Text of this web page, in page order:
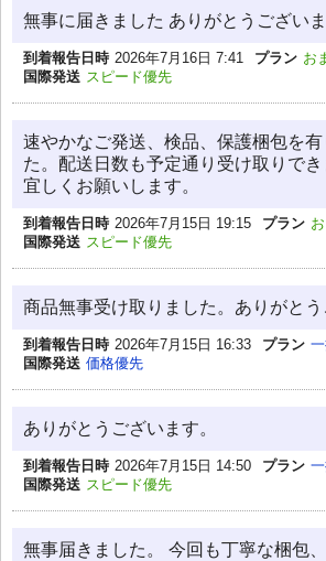
無事に届きました ありがとうござい
到着報告日時 2026年7月16日 7:41 プラン お
国際発送 スピード優先
速やかなご発送、検品、保護梱包を
た。配送日数も予定通り受け取りで
宜しくお願いします。
到着報告日時 2026年7月15日 19:15 プラン
国際発送 スピード優先
商品無事受け取りました。ありがとう
到着報告日時 2026年7月15日 16:33 プラン
国際発送 価格優先
ありがとうございます。
到着報告日時 2026年7月15日 14:50 プラン
国際発送 スピード優先
無事届きました。 今回も丁寧な梱包